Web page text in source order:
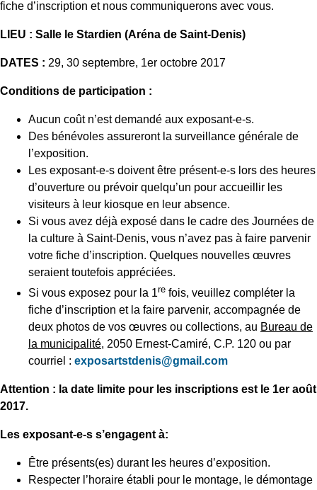
fiche d’inscription et nous communiquerons avec vous.
LIEU : Salle le Stardien (Aréna de Saint-Denis)
DATES : 29, 30 septembre, 1er octobre 2017
Conditions de participation :
Aucun coût n’est demandé aux exposant-e-s.
Des bénévoles assureront la surveillance générale de
l’exposition.
Les exposant-e-s doivent être présent-e-s lors des heures
d’ouverture ou prévoir quelqu’un pour accueillir les
visiteurs à leur kiosque en leur absence.
Si vous avez déjà exposé dans le cadre des Journées de
la culture à Saint-Denis, vous n’avez pas à faire parvenir
votre fiche d’inscription. Quelques nouvelles œuvres
seraient toutefois appréciées.
Si vous exposez pour la 1re fois, veuillez compléter la
fiche d’inscription et la faire parvenir, accompagnée de
deux photos de vos œuvres ou collections, au Bureau de
la municipalité, 2050 Ernest-Camiré, C.P. 120 ou par
courriel : exposartstdenis@gmail.com
Attention : la date limite pour les inscriptions est le 1er août
2017.
Les exposant-e-s s’engagent à:
Être présents(es) durant les heures d’exposition.
Respecter l’horaire établi pour le montage, le démontage